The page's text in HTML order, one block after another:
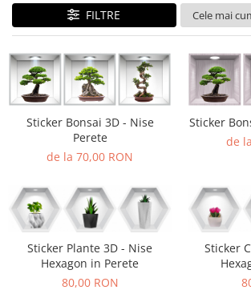
Stickere Fluturi, Animale, Pasari Si
Pesti
Stickere Jungla Cu Animale, Copaci,
Flori, Castele
Sticker Masurator De Inaltime -
Stickere Desene Animate
Stickere 3D
Sticker Harta Lumii
Stickere Cu Model Repetitiv
Stickere Perete Pentru Camera De
Stickere Pentru Bucatarie
Fototapet UrbanFILTRE
Sticker Bonsai 3D - Nise
Perete
de la 70,00 RON
Sticker
de
Sticker Plante 3D - Nise
Hexagon in Perete
80,00 RON
Sticker